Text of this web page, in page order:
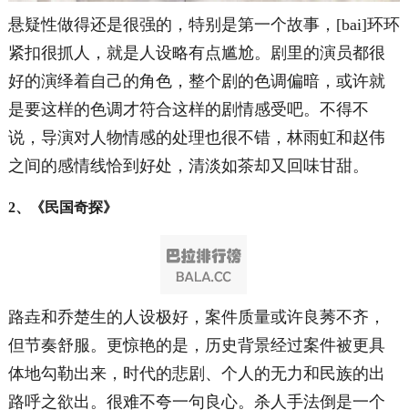
悬疑性做得还是很强的，特别是第一个故事，[bai]环环
紧扣很抓人，就是人设略有点尴尬。剧里的演员都很
好的演绎着自己的角色，整个剧的色调偏暗，或许就
是要这样的色调才符合这样的剧情感受吧。不得不
说，导演对人物情感的处理也很不错，林雨虹和赵伟
之间的感情线恰到好处，清淡如茶却又回味甘甜。
2、《民国奇探》